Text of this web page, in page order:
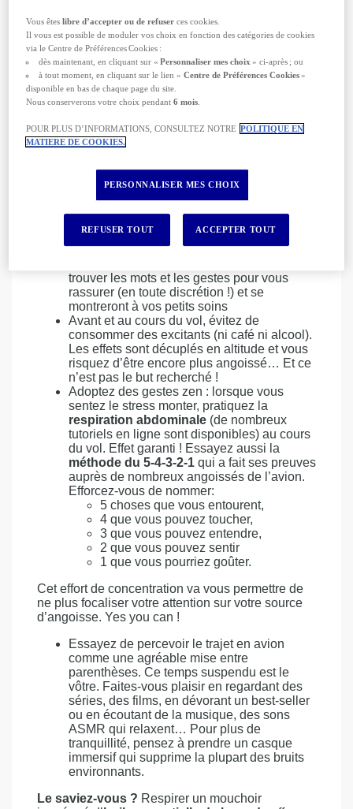
possible, "le bon siège", c'est-à-dire l’un de
ceux situés au niveau des ailes. C’est à ce
niveau de l’aéronef que les turbulences sont
le moins ressenties. Pour vous aider à
trouver le bon emplacement, consultez le
siteseatguru . Il indique la disposition des
aériennes et partage aussi les
commentaires des internautes.
pas à indiquer aux hôtesses et aux stewards
que vous êtes un peu stressé. Habitués aux
trouver les mots et les gestes pour vous
rassurer (en toute discrétion !) et se
montreront à vos petits soins
Avant et au cours du vol, évitez de
consommer des excitants (ni café ni alcool).
Les effets sont décuplés en altitude et vous
risquez d’être encore plus angoissé… Et ce
n’est pas le but recherché !
Adoptez des gestes zen : lorsque vous
sentez le stress monter, pratiquez la
respiration abdominale (de nombreux
tutoriels en ligne sont disponibles) au cours
du vol. Effet garanti ! Essayez aussi la
méthode du 5-4-3-2-1 qui a fait ses preuves
auprès de nombreux angoissés de l’avion.
Efforcez-vous de nommer:
5 choses que vous entourent,
4 que vous pouvez toucher,
3 que vous pouvez entendre,
2 que vous pouvez sentir
1 que vous pourriez goûter.
Cet effort de concentration va vous permettre de
ne plus focaliser votre attention sur votre source
d’angoisse. Yes you can !
Essayez de percevoir le trajet en avion
comme une agréable mise entre
parenthèses. Ce temps suspendu est le
vôtre. Faites-vous plaisir en regardant des
séries, des films, en dévorant un best-seller
ou en écoutant de la musique, des sons
ASMR qui relaxent… Pour plus de
tranquillité, pensez à prendre un casque
immersif qui supprime la plupart des bruits
environnants.
Le saviez-vous ? Respirer un mouchoir
Vous êteslibre d’accepter ou de refuser ces cookies.
Il vous est possible de moduler vos choix en fonction des catégories de cookies
via le Centre de Préférences Cookies :
dès maintenant, en cliquant sur « Personnaliser mes choix » ci-après ; ou
à tout moment, en cliquant sur le lien « Centre de Préférences Cookies»
disponible en bas de chaque page du site.
Nous conserverons votre choix pendant6 mois
POUR PLUS D’INFORMATIONS, CONSULTEZ NOTRE POLITIQUE EN
MATIERE DE COOKIES.
PERSONNALISER MES CHOIX
REFUSER TOUT ACCEPTER TOUT